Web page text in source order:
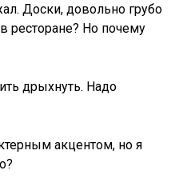
Доски, довольно грубо
ресторане? Но почему
дрыхнуть. Надо
акцентом, но я